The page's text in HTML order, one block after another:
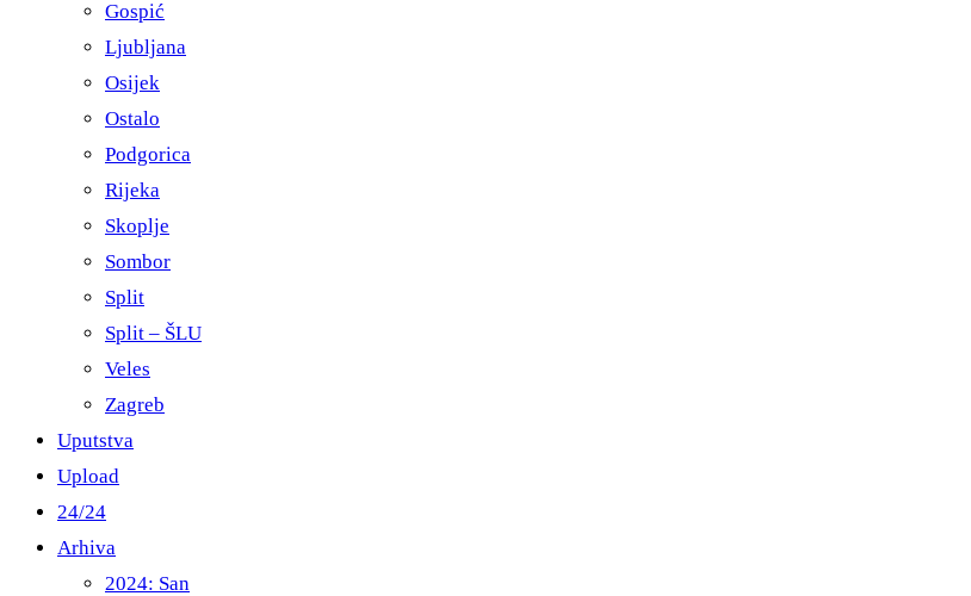
Gospić
Ljubljana
Osijek
Ostalo
Podgorica
Rijeka
Skoplje
Sombor
Split
Split – ŠLU
Veles
Zagreb
Uputstva
Upload
24/24
Arhiva
2024: San